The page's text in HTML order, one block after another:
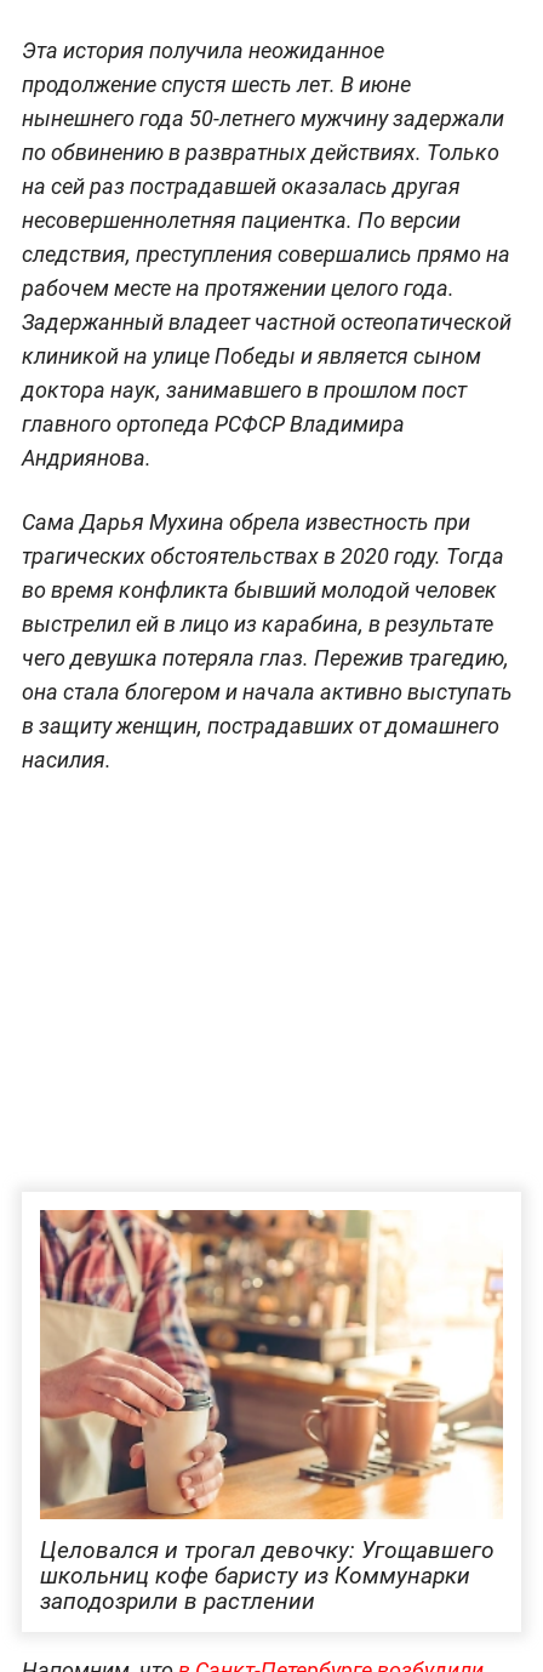
Эта история получила неожиданное
продолжение спустя шесть лет. В июне
нынешнего года 50-летнего мужчину задержали
по обвинению в развратных действиях. Только
на сей раз пострадавшей оказалась другая
несовершеннолетняя пациентка. По версии
следствия, преступления совершались прямо на
рабочем месте на протяжении целого года.
Задержанный владеет частной остеопатической
клиникой на улице Победы и является сыном
доктора наук, занимавшего в прошлом пост
главного ортопеда РСФСР Владимира
Андриянова.
Сама Дарья Мухина обрела известность при
трагических обстоятельствах в 2020 году. Тогда
во время конфликта бывший молодой человек
выстрелил ей в лицо из карабина, в результате
чего девушка потеряла глаз. Пережив трагедию,
она стала блогером и начала активно выступать
в защиту женщин, пострадавших от домашнего
насилия.
Целовался и трогал девочку: Угощавшего
школьниц кофе баристу из Коммунарки
заподозрили в растлении